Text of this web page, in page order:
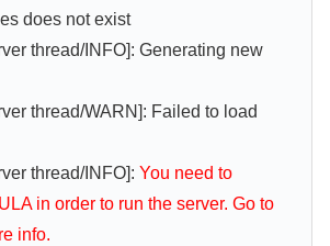
does not exist
thread/INFO]: Generating new
thread/WARN]: Failed to load
thread/INFO]: You need to
in order to run the server. Go to
info.